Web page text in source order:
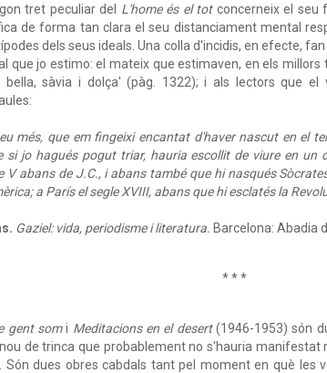
tret peculiar del L'home és el totconcerneix el seu
de forma tan clara el seu distanciament mental
dels seus ideals. Una colla d'incidis, en efecte,
que jo estimo: el mateix que estimaven, en els
bella, sàvia i dolça' (pàg. 1322); i als lectors que el
més, que em fingeixi encantat d'haver nascut en el
si jo hagués pogut triar, hauria escollit de viure en un
V abans de J.C., i abans també que hi nasqués
a París el segle XVIII, abans que hi esclatés la
Gaziel: vida, periodisme i literatura. Barcelona: Abadia
* * *
gent somi Meditacions en el desert(1946-1953) són
de trinca que probablement no s'hauria manifestat
Són dues obres cabdals tant pel moment en què les